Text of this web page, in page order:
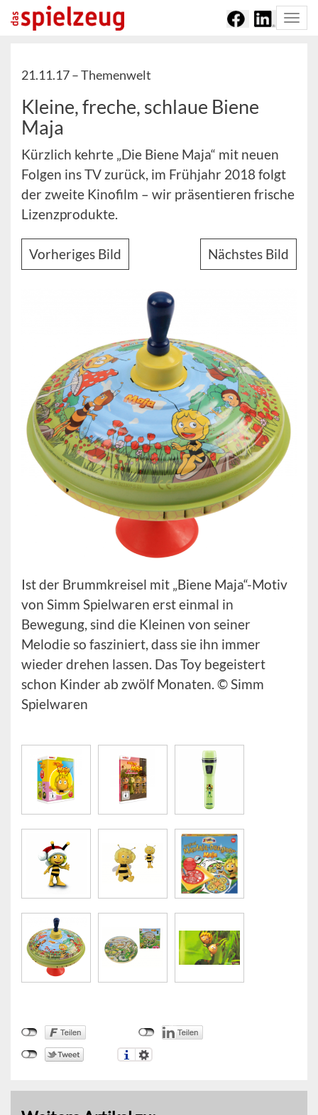
21.11.17 –Themenwelt
Kleine, freche, schlaue Biene
Maja
Kürzlich kehrte „Die Biene Maja“ mit neuen
Folgen ins TV zurück, im Frühjahr 2018 folgt
der zweite Kinofilm – wir präsentieren frische
Lizenzprodukte.
Vorheriges Bild Nächstes Bild
Ist der Brummkreisel mit „Biene Maja“-Motiv
von Simm Spielwaren erst einmal in
Bewegung, sind die Kleinen von seiner
Melodie so fasziniert, dass sie ihn immer
wieder drehen lassen. Das Toy begeistert
schon Kinder ab zwölf Monaten. © Simm
Spielwaren